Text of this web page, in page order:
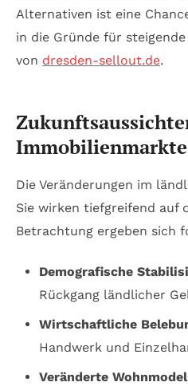
Alternativen ist eine
in die Gründe für
von dresden-sellout.de.
Die Veränderungen im
Sie wirken tiefgreifend auf
Betrachtung ergeben sich
Demografische
Rückgang ländlicher
Wirtschaftliche
Handwerk und
Veränderte